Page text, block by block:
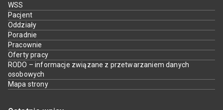
WSS
Pacjent
Oddziały
Poradnie
Pracownie
Oferty pracy
RODO – informacje związane z przetwarzaniem danych
osobowych
Mapa strony